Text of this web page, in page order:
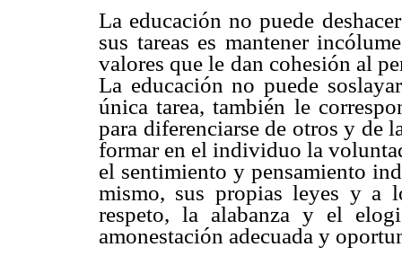
La educación no puede
sus tareas es mantener
valores que le dan cohesión al
La educación no puede
única tarea, también le
para diferenciarse de otros y de
formar en el individuo la
el sentimiento y pensamiento
mismo, sus propias leyes y a
respeto, la alabanza y el
amonestación adecuada y